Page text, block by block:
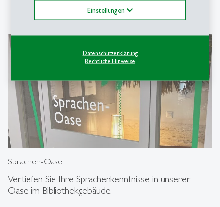
Einstellungen
Datenschutzerklärung
Rechtliche Hinweise
Sprachen-Oase
Vertiefen Sie Ihre Sprachenkenntnisse in unserer
Oase im Bibliothekgebäude.